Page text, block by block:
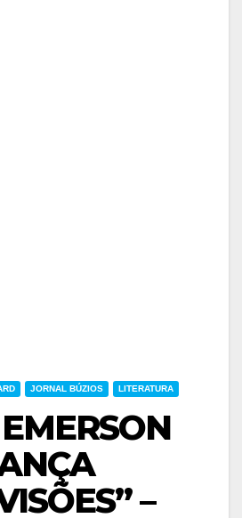
JORNAL BÚZIOS LITERATURA
–